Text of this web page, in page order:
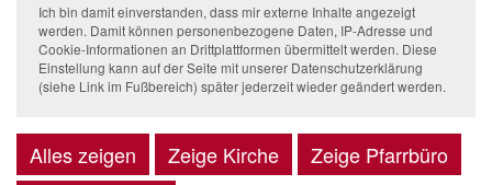
Ich bin damit einverstanden, dass mir externe Inhalte angezeigt
werden. Damit können personenbezogene Daten, IP-Adresse und
Cookie-Informationen an Drittplattformen übermittelt werden. Diese
Einstellung kann auf der Seite mit unserer Datenschutzerklärung
(siehe Link im Fußbereich) später jederzeit wieder geändert werden.
Alles zeigen Zeige Kirche
Zeige Pfarrbüro